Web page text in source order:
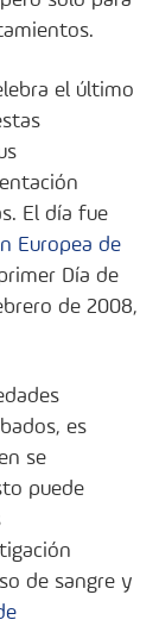
el último
El día fue
Europea de
Día de
de 2008,
es
se
puede
de sangre y